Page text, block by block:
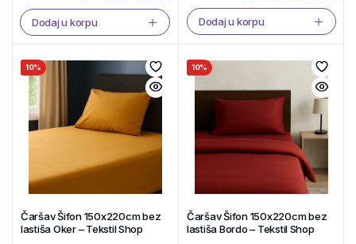
Dodaj u korpu Dodaj u korpu
10%
Čaršav Šifon 150x220cm bez
lastiša Oker – Tekstil Shop
10%
Čaršav Šifon 150x220cm bez
lastiša Bordo – Tekstil Shop